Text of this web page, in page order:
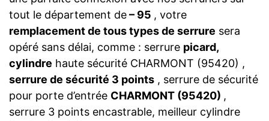
tout le département de– 95 , votre
remplacement de tous types de serrure sera
opéré sans délai, comme : serrure picard,
cylindre haute sécurité CHARMONT (95420) ,
serrure de sécurité 3 points , serrure de sécurité
pour porte d’entrée CHARMONT (95420) ,
serrure 3 points encastrable, meilleur cylindre